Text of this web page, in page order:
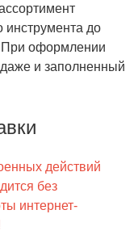
инструмента до
При оформлении
и заполненный
действий
без
интернет-